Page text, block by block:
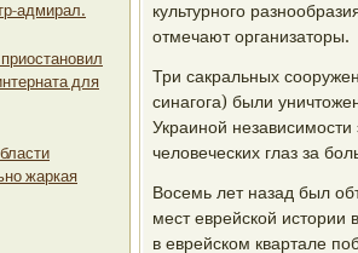
адмирал.
для
жаркая
культурного
отмечают организаторы.
Три сакральных
синагога) были
Украиной независимости
человеческих глаз за
Восемь лет назад был
мест еврейской истории
в еврейском квартале